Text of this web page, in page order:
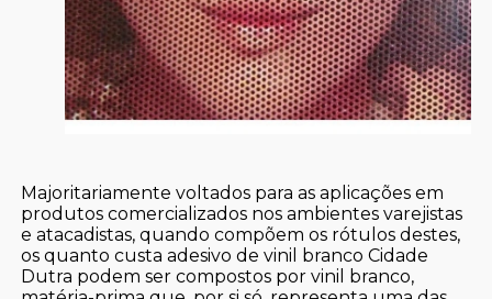
Majoritariamente voltados para as aplicações em
produtos comercializados nos ambientes varejistas
e atacadistas, quando compõem os rótulos destes,
os quanto custa adesivo de vinil branco Cidade
Dutra podem ser compostos por vinil branco,